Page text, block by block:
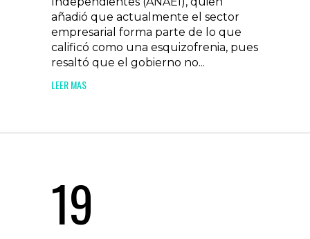
añadió que actualmente el sector
empresarial forma parte de lo que
calificó como una esquizofrenia, pues
resaltó que el gobierno no...
LEER MAS
19